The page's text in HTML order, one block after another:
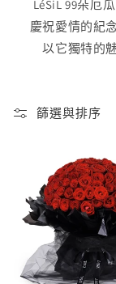
LéSiL 99朵厄
慶祝愛情的紀
以它獨特的
篩選與排序